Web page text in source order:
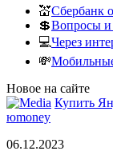
💒Сбербанк
💲Вопросы и
💻Через
💸
Новое на сайте
Купить
юmoney
06.12.2023